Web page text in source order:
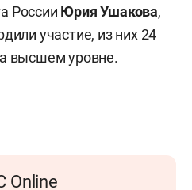
России Юрия Ушакова,
участие, из них 24
высшем уровне.
Online